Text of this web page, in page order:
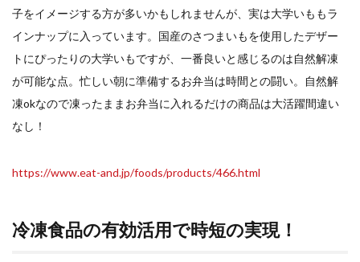
子をイメージする方が多いかもしれませんが、実は大学いももラ
インナップに入っています。国産のさつまいもを使用したデザー
トにぴったりの大学いもですが、一番良いと感じるのは自然解凍
が可能な点。忙しい朝に準備するお弁当は時間との闘い。自然解
凍okなので凍ったままお弁当に入れるだけの商品は大活躍間違い
なし！
https://www.eat-and.jp/foods/products/466.html
冷凍食品の有効活用で時短の実現！